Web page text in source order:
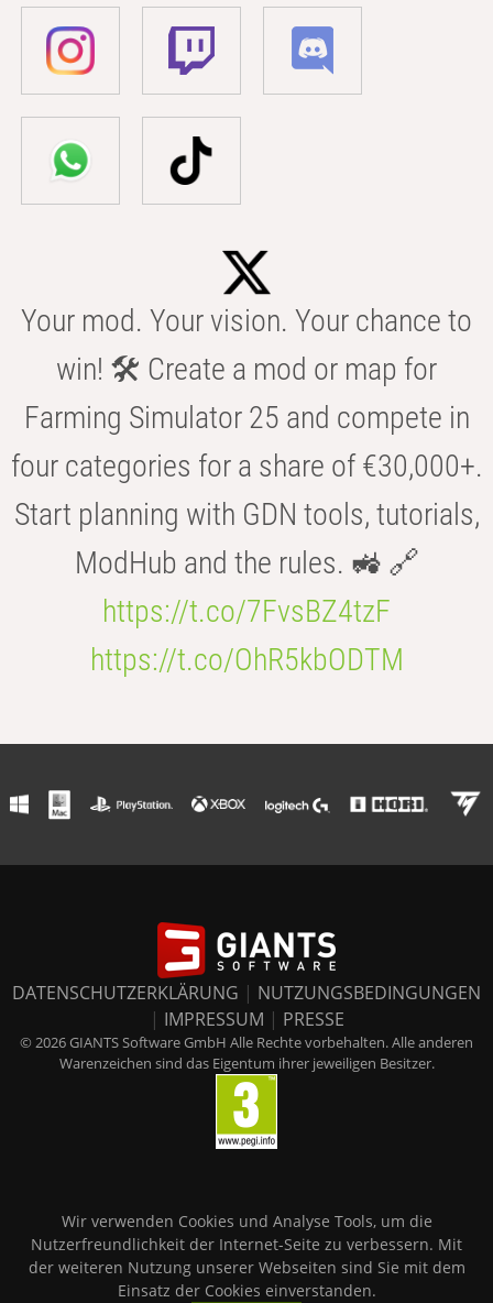
Your mod. Your vision. Your chance to
win! 🛠️ Create a mod or map for
Farming Simulator 25 and compete in
four categories for a share of €30,000+.
Start planning with GDN tools, tutorials,
ModHub and the rules. 🚜 🔗
https://t.co/7FvsBZ4tzF
https://t.co/OhR5kbODTM
DATENSCHUTZERKLÄRUNG | NUTZUNGSBEDINGUNGEN
| IMPRESSUM | PRESSE
© 2026 GIANTS Software GmbH Alle Rechte vorbehalten. Alle anderen
Warenzeichen sind das Eigentum ihrer jeweiligen Besitzer.
Wir verwenden Cookies und Analyse Tools, um die
Nutzerfreundlichkeit der Internet-Seite zu verbessern. Mit
der weiteren Nutzung unserer Webseiten sind Sie mit dem
Einsatz der Cookies einverstanden.